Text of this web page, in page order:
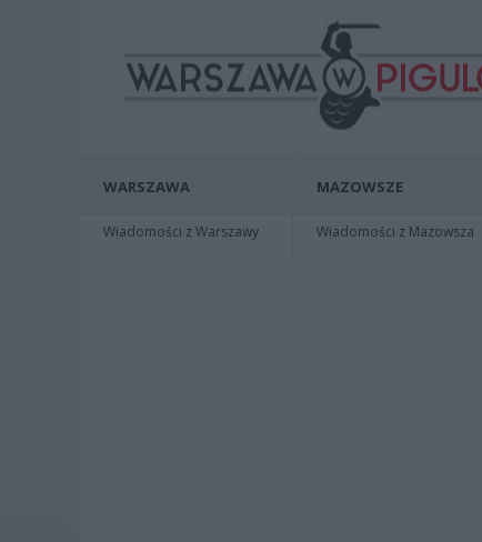
WARSZAWA
Wiadomości z Warszawy
MAZOWSZE
Wiadomości z Mazowsza